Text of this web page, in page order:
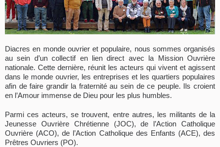
Diacres en monde ouvrier et populaire, nous sommes organisés
au sein d’un collectif en lien direct avec la Mission Ouvrière
nationale. Cette dernière, réunit les acteurs qui vivent et agissent
dans le monde ouvrier, les entreprises et les quartiers populaires
afin de faire grandir la fraternité au sein de ce peuple. Ils croient
en l’Amour immense de Dieu pour les plus humbles.
Parmi ces acteurs, se trouvent, entre autres, les militants de la
Jeunesse Ouvrière Chrétienne (JOC), de l’Action Catholique
Ouvrière (ACO), de l’Action Catholique des Enfants (ACE), des
Prêtres Ouvriers (PO).